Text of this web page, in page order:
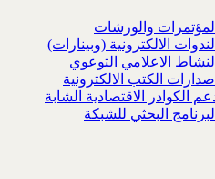
المؤتمرات والورشات
الندوات الالكترونية (وبينارات)
النشاط الاعلامي التوعوي
اصدارات الكتب الالكترونية
الكوادر الاقتصادية الشابة
البرنامج البحثي للشبكة